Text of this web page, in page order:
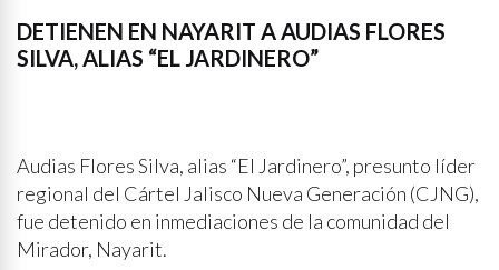
DETIENEN EN NAYARIT A AUDIAS FLORES
SILVA, ALIAS “EL JARDINERO”
Audias Flores Silva, alias “El Jardinero”, presunto líder
regional del Cártel Jalisco Nueva Generación (CJNG),
fue detenido en inmediaciones de la comunidad del
Mirador, Nayarit.